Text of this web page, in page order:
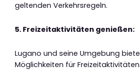
geltenden Verkehrsregeln.
5. Freizeitaktivitäten genießen:
Lugano und seine Umgebung
Möglichkeiten für